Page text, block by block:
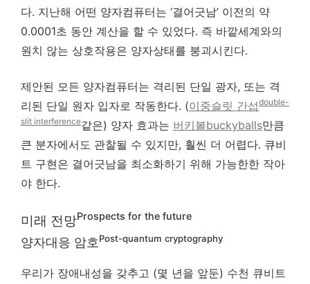
다. 지난해 어떤 양자컴퓨터는 ‘결어긋남’ 이전의 약
0.0001초 동안 계산을 할 수 있었다. 즉 바깥세계와의
원치 않는 상호작용은 양자상태를 붕괴시킨다.
제안된 모든 양자컴퓨터는 격리된 단일 광자, 또는 격
리된 단일 원자 입자로 작동한다. (이중슬릿 간섭double-
slit interference같은) 양자 효과는 버키볼buckyballs만큼
큰 분자에서도 관찰될 수 있지만, 훨씬 더 어렵다. 큐비
트 구현은 결어긋남을 최소화하기 위해 가능한한 작아
야 한다.
미래 전망Prospects for the future
양자대응 암호Post-quantum cryptography
우리가 장애내성을 갖추고 (몇 년을 앞둔) 수천 큐비트